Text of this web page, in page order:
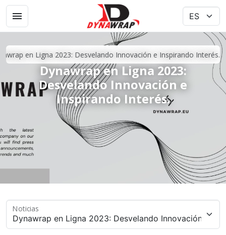
en Ligna 2023: Desvelando Innovación e Inspirando Interés.
Dynawrap en Ligna 2023:
Desvelando Innovación e
Inspirando Interés.
Noticias